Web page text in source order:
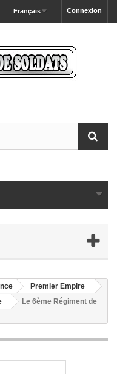
Connexion
Français
Premier Empire
Le 6ème Régiment de